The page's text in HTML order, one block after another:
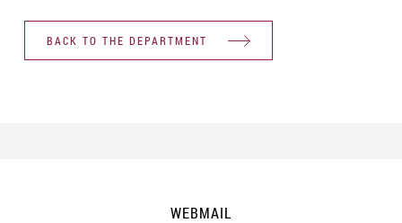
BACK TO THE DEPARTMENT
WEBMAIL